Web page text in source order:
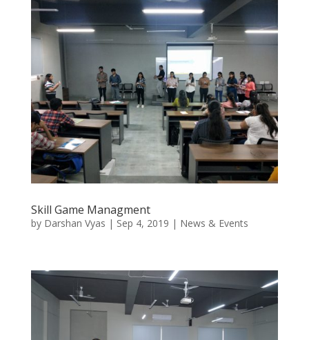
Skill Game Managment
by Darshan Vyas | Sep 4, 2019 | News & Events